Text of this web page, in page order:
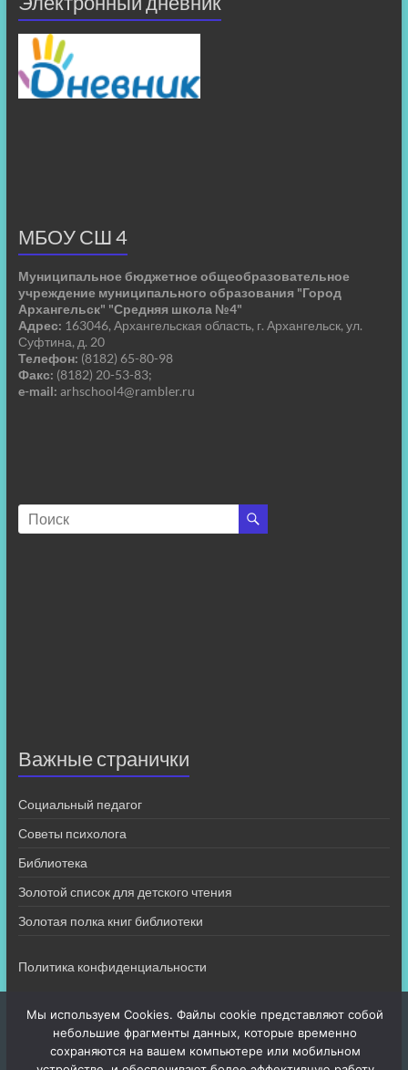
МБОУ СШ 4
Муниципальное бюджетное общеобразовательное
учреждение муниципального образования "Город
Архангельск" "Средняя школа №4"
Адрес: 163046, Архангельская область, г. Архангельск, ул.
Суфтина, д. 20
Телефон: (8182) 65-80-98
Факс: (8182) 20-53-83;
e-mail: arhschool4@rambler.ru
Важные странички
Социальный педагог
Советы психолога
Библиотека
Золотой список для детского чтения
Золотая полка книг библиотеки
Политика конфиденциальности
Мы используем Cookies. Файлы cookie представляют собой
небольшие фрагменты данных, которые временно
сохраняются на вашем компьютере или мобильном